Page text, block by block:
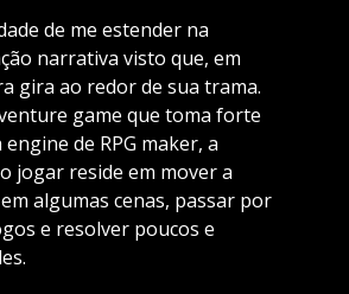
de me estender na
narrativa visto que, em
gira ao redor de sua trama.
game que toma forte
de RPG maker, a
jogar reside em mover a
algumas cenas, passar por
e resolver poucos e